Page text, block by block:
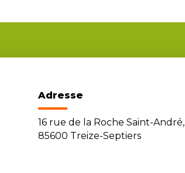
Adresse
16 rue de la Roche Saint-André,
85600 Treize-Septiers